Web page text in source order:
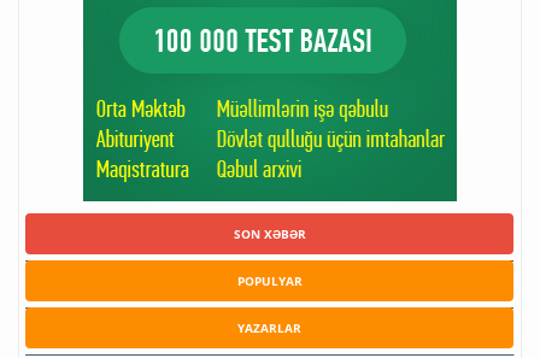
SON XƏBƏR
POPULYAR
YAZARLAR